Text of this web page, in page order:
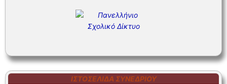
ΙΣΤΟΣΕΛΊΔΑ ΣΥΝΕΔΡΊΟΥ